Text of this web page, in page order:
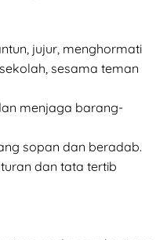
jujur, menghormati
sesama teman
menjaga barang-
sopan dan beradab.
dan tata tertib